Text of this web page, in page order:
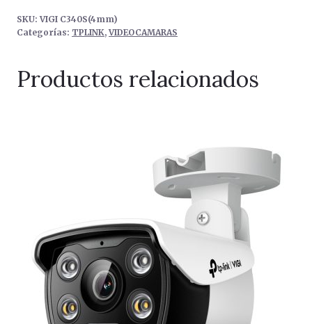
SKU:VIGI C340S(4mm)
Categorías: TPLINK,VIDEOCAMARAS
Productos relacionados